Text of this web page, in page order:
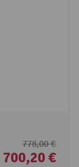
778,00 €
700,20 €